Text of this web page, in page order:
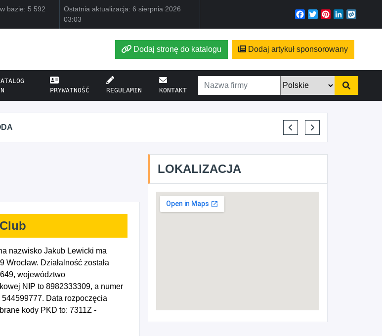
bazie: 5 592
Ostatnia aktualizacja: 6 sierpnia 2026
03:03
Facebook
TwitterPinterest
LinkedIn
Dodaj stronę do katalogu Dodaj artykuł sponsorowany
PRYWATNOŚĆ REGULAMIN KONTAKT
ELENA MAKARCHIK
nazwisko Jakub Lewicki ma
Działalność została
województwo
NIP to 8982333309, a numer
Data rozpoczęcia
kody PKD to: 7311Z -
turystyki, 8230Z -
LOKALIZACJA